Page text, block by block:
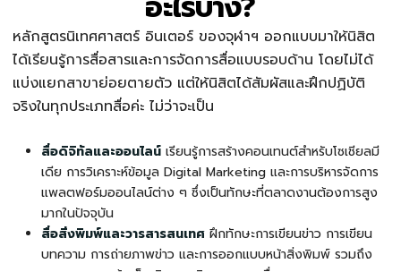
หลักสูตรนิเทศศาสตร์ อินเตอร์ ของจุฬาฯ ออกแบบมาให้นิสิต
ได้เรียนรู้การสื่อสารและการจัดการสื่อแบบรอบด้าน โดยไม่ได้
แบ่งแยกสาขาย่อยตายตัว แต่ให้นิสิตได้สัมผัสและฝึกปฏิบัติ
จริงในทุกประเภทสื่อค่ะ ไม่ว่าจะเป็น
สื่อดิจิทัลและออนไลน์ เรียนรู้การสร้างคอนเทนต์สำหรับโซเชียลมี
เดีย การวิเคราะห์ข้อมูล Digital Marketing และการบริหารจัดการ
แพลตฟอร์มออนไลน์ต่าง ๆ ซึ่งเป็นทักษะที่ตลาดงานต้องการสูง
มากในปัจจุบัน
สื่อสิ่งพิมพ์และวารสารสนเทศ ฝึกทักษะการเขียนข่าว การเขียน
บทความ การถ่ายภาพข่าว และการออกแบบหน้าสิ่งพิมพ์ รวมถึง